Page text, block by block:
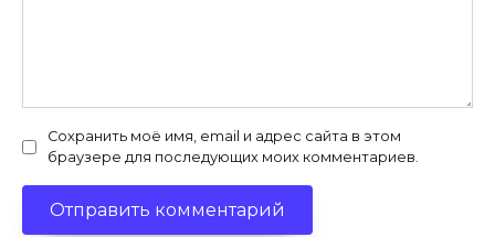
Сохранить моё имя, email и адрес сайта в этом
браузере для последующих моих комментариев.